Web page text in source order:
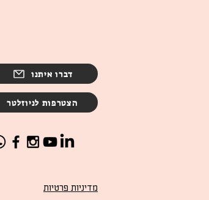
דברו איתנו
הצטרפות לניוזלטר
מדיניות פרטיות